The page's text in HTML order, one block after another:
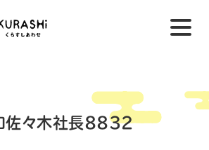
佐々木社長8832